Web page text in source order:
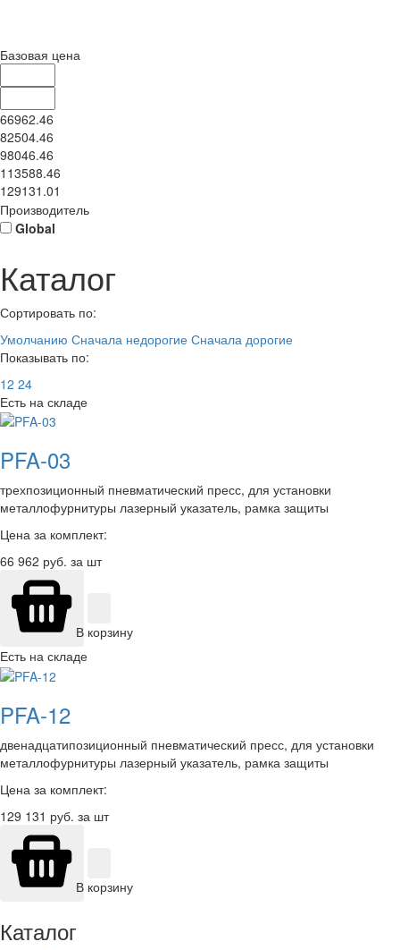
Базовая цена
66962.46
82504.46
98046.46
113588.46
129131.01
Производитель
Global
Каталог
Сортировать по:
Умолчанию Сначала недорогие Сначала дорогие
Показывать по:
12 24
Есть на складе
PFA-03
трехпозиционный пневматический пресс, для установки
металлофурнитуры лазерный указатель, рамка защиты
Цена за комплект:
66 962 руб. за шт
В корзину
Есть на складе
PFA-12
двенадцатипозиционный пневматический пресс, для установки
металлофурнитуры лазерный указатель, рамка защиты
Цена за комплект:
129 131 руб. за шт
В корзину
Каталог